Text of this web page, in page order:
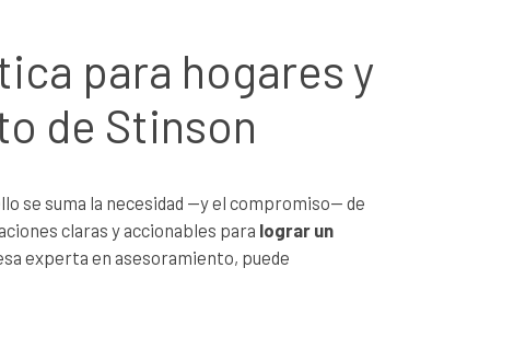
para hogares y
de Stinson
se suma la necesidad —y el compromiso— de
claras y accionables para lograr un
experta en asesoramiento, puede